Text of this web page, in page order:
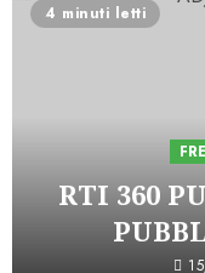
4 minuti letti
RTI 360